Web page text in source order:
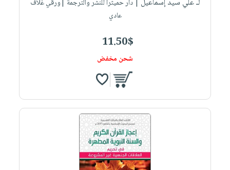
لـ علي سيد إسماعيل | دار حميثرا للنشر والترجمة |ورقي غلاف
عادي
11.50$
شحن مخفض